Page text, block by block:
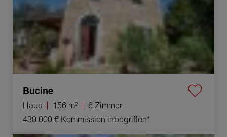
Bucine
Haus 156 m²
6 Zimmer
430 000 € Kommission inbegriffen*